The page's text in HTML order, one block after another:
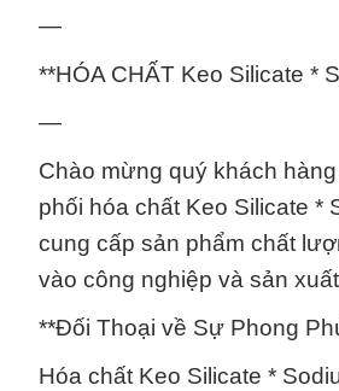
—
**HÓA CHẤT Keo Silicate *
—
Chào mừng quý khách
phối hóa chất Keo Silicate *
cung cấp sản phẩm chất
vào công nghiệp và sản
**Đối Thoại về Sự Phong
Hóa chất Keo Silicate *